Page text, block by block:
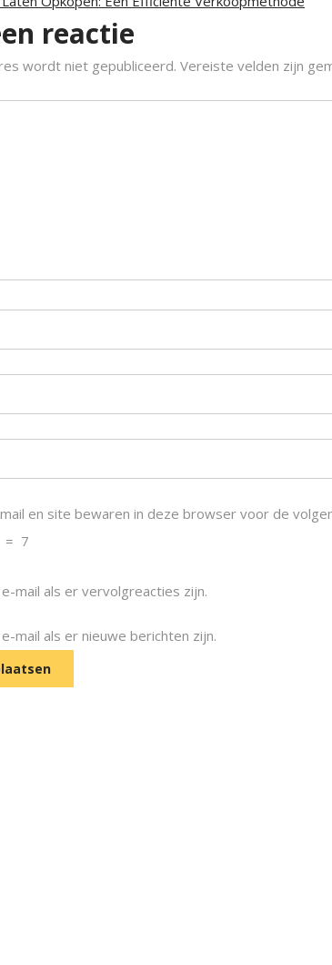
reactie
wordt niet gepubliceerd. Vereiste velden zijn
en site bewaren in deze browser voor de
= 7
mail als er vervolgreacties zijn.
mail als er nieuwe berichten zijn.